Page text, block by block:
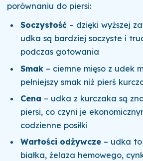
porównaniu do piersi:
Soczystość – dzięki wyższej
udka są bardziej soczyste i
podczas gotowania
Smak – ciemne mięso z udek
pełniejszy smak niż pierś
Cena – udka z kurczaka są
piersi, co czyni je
codzienne posiłki
Wartości odżywcze – udka to
białka, żelaza hemowego,